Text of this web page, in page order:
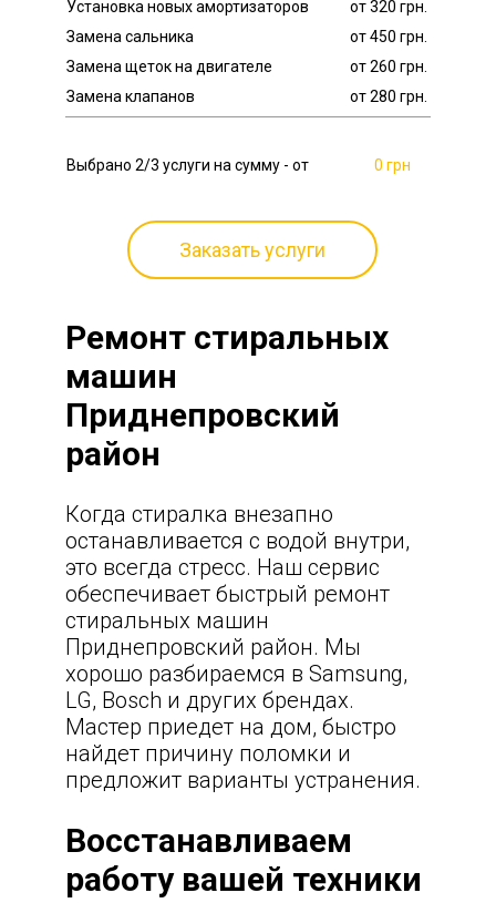
Выбрано 2/3 услуги на сумму - от 0 грн
Заказать услуги
Установка новых амортизаторов
от 320 грн.
Замена сальника
от 450 грн.
Замена щеток на двигателе
от 260 грн.
Замена клапанов
от 280 грн.
Ремонт стиральных
машин
Приднепровский
район
Когда стиралка внезапно
останавливается с водой внутри,
это всегда стресс. Наш сервис
обеспечивает быстрый ремонт
стиральных машин
Приднепровский район. Мы
хорошо разбираемся в Samsung,
LG, Bosch и других брендах.
Мастер приедет на дом, быстро
найдет причину поломки и
предложит варианты устранения.
Восстанавливаем
работу вашей техники